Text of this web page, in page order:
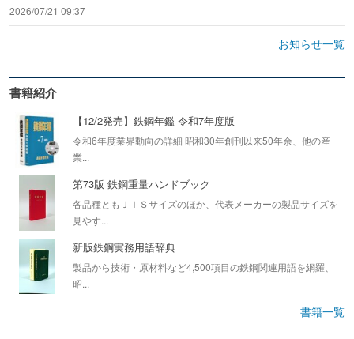
2026/07/21 09:37
お知らせ一覧
書籍紹介
【12/2発売】鉄鋼年鑑 令和7年度版
令和6年度業界動向の詳細 昭和30年創刊以来50年余、他の産
業...
第73版 鉄鋼重量ハンドブック
各品種ともＪＩＳサイズのほか、代表メーカーの製品サイズを
見やす...
新版鉄鋼実務用語辞典
製品から技術・原材料など4,500項目の鉄鋼関連用語を網羅、
昭...
書籍一覧